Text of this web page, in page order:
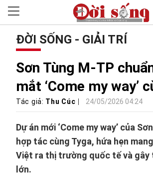
ĐỜI SỐNG - GIẢI TRÍ
Sơn Tùng M-TP
mắt ‘Come my way’
Tác giả: Thu Cúc 24/05/2026 04:24
Dự án mới ‘Come my way’ của
hợp tác cùng Tyga, hứa hẹn
Việt ra thị trường quốc tế và gây
lớn.